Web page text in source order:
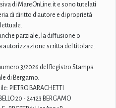
di MareOnLine.it e sono tutelati
di diritto d'autore e di proprietà
parziale, la diffusione o
autorizzazione scritta del titolare.
3/2026 del Registro Stampa
di Bergamo.
PIETRO BARACHETTI
20 - 24123 BERGAMO